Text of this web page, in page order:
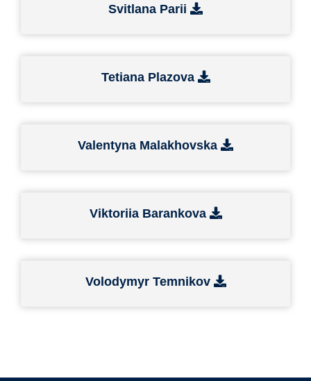
Svitlana Parii
Tetiana Plazova
Valentyna Malakhovska
Viktoriia Barankova
Volodymyr Temnikov